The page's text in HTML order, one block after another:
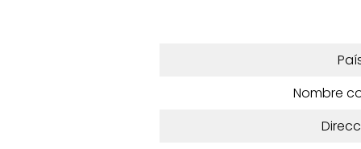
Nombre